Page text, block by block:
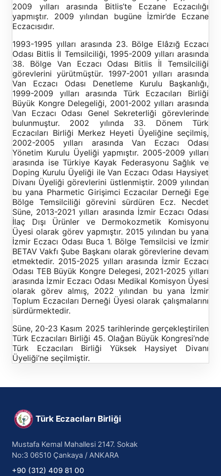
2009 yılları arasında Bitlis’te Eczane Eczacılığı
yapmıştır. 2009 yılından bugüne İzmir’de Eczane
Eczacısıdır.
1993-1995 yılları arasında 23. Bölge Elâzığ Eczacı
Odası Bitlis İl Temsilciliği, 1995-2009 yılları arasında
38. Bölge Van Eczacı Odası Bitlis İl Temsilciliği
görevlerini yürütmüştür. 1997-2001 yılları arasında
Van Eczacı Odası Denetleme Kurulu Başkanlığı,
1999-2009 yılları arasında Türk Eczacıları Birliği
Büyük Kongre Delegeliği, 2001-2002 yılları arasında
Van Eczacı Odası Genel Sekreterliği görevlerinde
bulunmuştur. 2002 yılında 33. Dönem Türk
Eczacıları Birliği Merkez Heyeti Üyeliğine seçilmiş,
2002-2005 yılları arasında Van Eczacı Odası
Yönetim Kurulu Üyeliği yapmıştır. 2005-2009 yılları
arasında ise Türkiye Kayak Federasyonu Sağlık ve
Doping Kurulu Üyeliği ile Van Eczacı Odası Haysiyet
Divanı Üyeliği görevlerini üstlenmiştir. 2009 yılından
bu yana Pharmetic Girişimci Eczacılar Derneği Ege
Bölge Temsilciliği görevini sürdüren Ecz. Necdet
Süne, 2013-2021 yılları arasında İzmir Eczacı Odası
İlaç Dışı Ürünler ve Dermokozmetik Komisyonu
Üyesi olarak görev yapmıştır. 2015 yılından bu yana
İzmir Eczacı Odası Buca 1. Bölge Temsilcisi ve İzmir
BETAV Vakfı Şube Başkanı olarak görevlerine devam
etmektedir. 2015-2025 yılları arasında İzmir Eczacı
Odası TEB Büyük Kongre Delegesi, 2021-2025 yılları
arasında İzmir Eczacı Odası Medikal Komisyon Üyesi
olarak görev almış, 2022 yılından bu yana İzmir
Toplum Eczacıları Derneği Üyesi olarak çalışmalarını
sürdürmektedir.
Süne, 20-23 Kasım 2025 tarihlerinde gerçekleştirilen
Türk Eczacıları Birliği 45. Olağan Büyük Kongresi’nde
Türk Eczacıları Birliği Yüksek Haysiyet Divanı
Üyeliği’ne seçilmiştir.
Türk Eczacıları Birliği
Mustafa Kemal Mahallesi 2147. Sokak
No:3 06510 Çankaya / ANKARA
+90 (312) 409 81 00